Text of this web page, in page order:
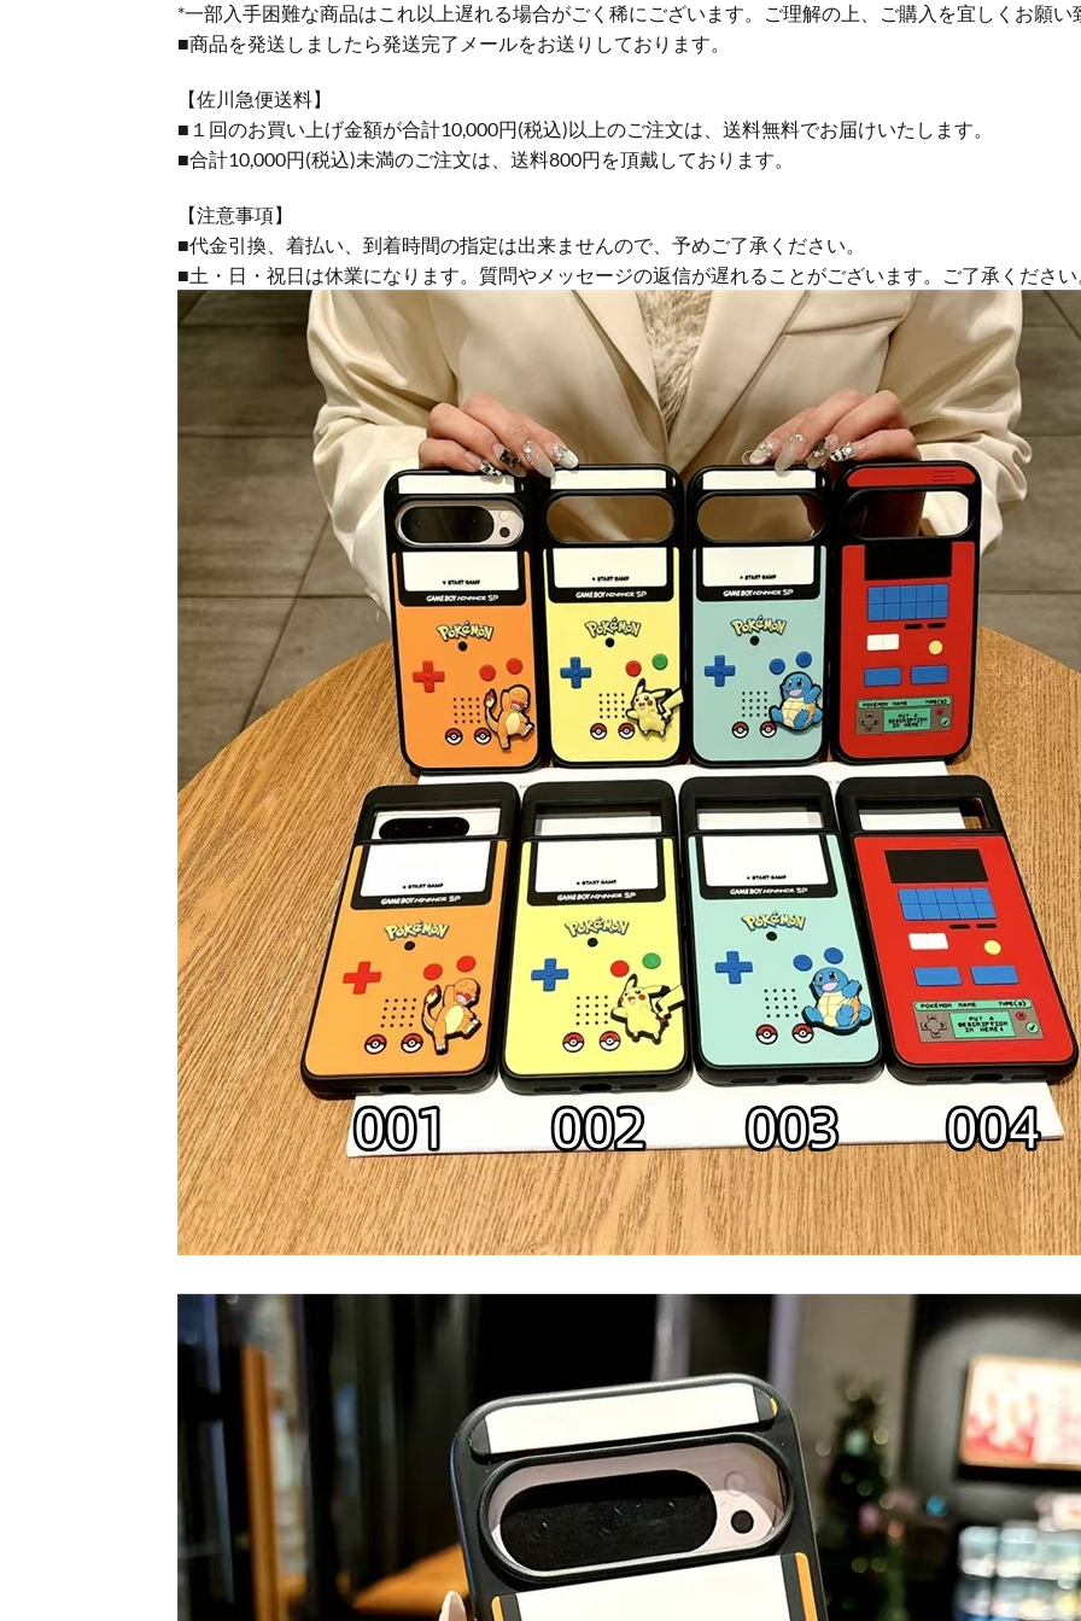
*一部入手困難な商品はこれ以上遅れる場合がごく稀にございます。ご理解の上、ご購入を宜しくお願い
■商品を発送しましたら発送完了メールをお送りしております。
【佐川急便送料】
■１回のお買い上げ金額が合計10,000円(税込)以上のご注文は、送料無料でお届けいたします。
■合計10,000円(税込)未満のご注文は、送料800円を頂戴しております。
【注意事項】
■代金引換、着払い、到着時間の指定は出来ませんので、予めご了承ください。
■土・日・祝日は休業になります。質問やメッセージの返信が遅れることがございます。ご了承ください